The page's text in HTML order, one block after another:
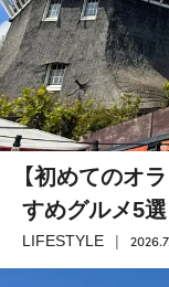
【初めてのオ
すめグルメ5選
LIFESTYLE